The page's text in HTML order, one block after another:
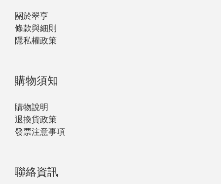
關於翠亨
條款與細則
隱私權政策
購物須知
購物說明
退換貨政策
發票注意事項
聯絡資訊